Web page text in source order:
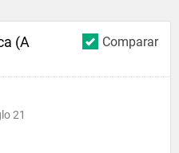
Comparar
(A
21